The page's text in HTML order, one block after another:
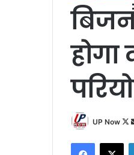
UP Now
Facebook
X